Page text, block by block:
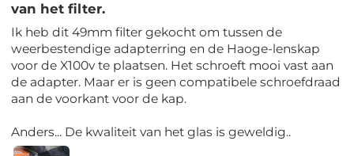
van het filter.
Ik heb dit 49mm filter gekocht om tussen de
weerbestendige adapterring en de Haoge-lenskap
voor de X100v te plaatsen. Het schroeft mooi vast aan
de adapter. Maar er is geen compatibele schroefdraad
aan de voorkant voor de kap.
Anders... De kwaliteit van het glas is geweldig..